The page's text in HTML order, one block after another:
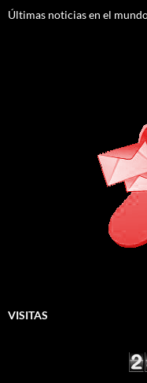
Últimas noticias en el
VISITAS